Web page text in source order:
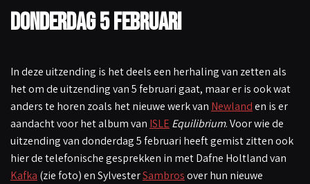
donderdag 5 februari
In deze uitzending is het deels een herhaling van zetten als
het om de uitzending van 5 februari gaat, maar er is ook wat
anders te horen zoals het nieuwe werk van Newlanden is er
aandacht voor het album van ISLE Equilibrium. Voor wie de
uitzending van donderdag 5 februari heeft gemist zitten ook
hier de telefonische gesprekken in met Dafne Holtland van
Kafka (zie foto) en SylvesterSambrosover hun nieuwe